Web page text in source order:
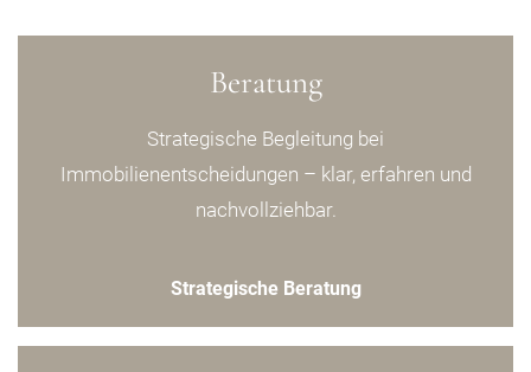
Beratung
Strategische Begleitung bei
Immobilienentscheidungen – klar, erfahren und
nachvollziehbar.
Strategische Beratung